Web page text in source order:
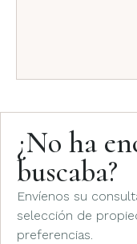
¿No ha
buscaba?
Envíenos su
selección de
preferencias.